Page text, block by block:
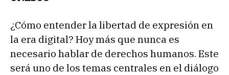
¿Cómo entender la libertad de expresión en
la era digital? Hoy más que nunca es
necesario hablar de derechos humanos. Este
será uno de los temas centrales en el diálogo